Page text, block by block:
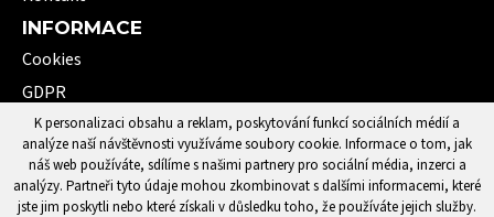
K personalizaci obsahu a reklam, poskytování funkcí sociálních médií a
analýze naší návštěvnosti využíváme soubory cookie. Informace o tom, jak
náš web používáte, sdílíme s našimi partnery pro sociální média, inzerci a
analýzy. Partneři tyto údaje mohou zkombinovat s dalšími informacemi, které
jste jim poskytli nebo které získali v důsledku toho, že používáte jejich služby.
INFORMACE
Cookies
GDPR
VOP
101 pojmů první pomoci